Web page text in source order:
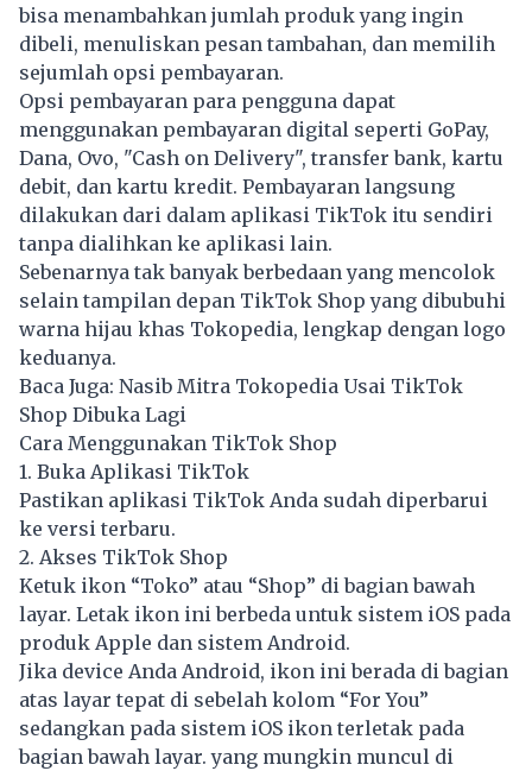
bisa menambahkan jumlah produk yang ingin
dibeli, menuliskan pesan tambahan, dan memilih
sejumlah opsi pembayaran.
Opsi pembayaran para pengguna dapat
menggunakan pembayaran digital seperti GoPay,
Dana, Ovo, "Cash on Delivery", transfer bank, kartu
debit, dan kartu kredit. Pembayaran langsung
dilakukan dari dalam aplikasi TikTok itu sendiri
tanpa dialihkan ke aplikasi lain.
Sebenarnya tak banyak berbedaan yang mencolok
selain tampilan depan TikTok Shop yang dibubuhi
warna hijau khas Tokopedia, lengkap dengan logo
keduanya.
Baca Juga: Nasib Mitra Tokopedia Usai TikTok
Shop Dibuka Lagi
Cara Menggunakan TikTok Shop
1. Buka Aplikasi TikTok
Pastikan aplikasi TikTok Anda sudah diperbarui
ke versi terbaru.
2. Akses TikTok Shop
Ketuk ikon “Toko” atau “Shop” di bagian bawah
layar. Letak ikon ini berbeda untuk sistem iOS pada
produk Apple dan sistem Android.
Jika device Anda Android, ikon ini berada di bagian
atas layar tepat di sebelah kolom “For You”
sedangkan pada sistem iOS ikon terletak pada
bagian bawah layar. yang mungkin muncul di